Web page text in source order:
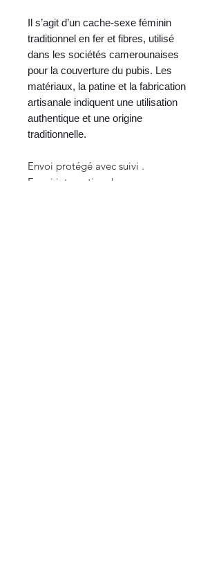
Il s’agit d’un cache-sexe féminin
traditionnel en fer et fibres, utilisé
dans les sociétés camerounaises
pour la couverture du pubis. Les
matériaux, la patine et la fabrication
artisanale indiquent une utilisation
authentique et une origine
traditionnelle.
Envoi protégé avec suivi .
Envoi international